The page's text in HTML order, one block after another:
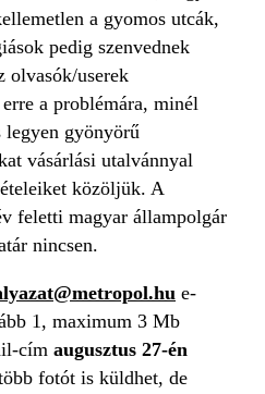
a gyomos utcák,
pedig szenvednek
olvasók/userek
a problémára, minél
legyen gyönyörű
vásárlási utalvánnyal
közöljük. A
feletti magyar állampolgár
nincsen.
e-
1, maximum 3 Mb
cím augusztus 27-én
fotót is küldhet, de